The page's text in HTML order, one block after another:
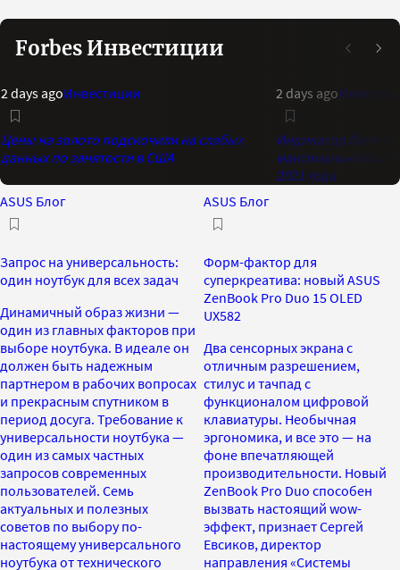
Forbes Инвестиции
2 days agoИнвестиции
Цены на золото подскочили на слабых
данных по занятости в США
2 days ago
Индикатор Bank of
максимальный
2021 года
ASUS Блог
Запрос на универсальность:
один ноутбук для всех задач
Динамичный образ жизни —
один из главных факторов при
выборе ноутбука. В идеале он
должен быть надежным
партнером в рабочих вопросах
и прекрасным спутником в
период досуга. Требование к
универсальности ноутбука —
один из самых частных
запросов современных
пользователей. Семь
актуальных и полезных
советов по выбору по-
настоящему универсального
ноутбука от технического
ASUS Блог
Форм-фактор для
суперкреатива: новый ASUS
ZenBook Pro Duo 15 OLED
UX582
Два сенсорных экрана с
отличным разрешением,
стилус и тачпад с
функционалом цифровой
клавиатуры. Необычная
эргономика, и все это — на
фоне впечатляющей
производительности. Новый
ZenBook Pro Duo способен
вызвать настоящий wow-
эффект, признает Сергей
Евсиков, директор
направления «Системы